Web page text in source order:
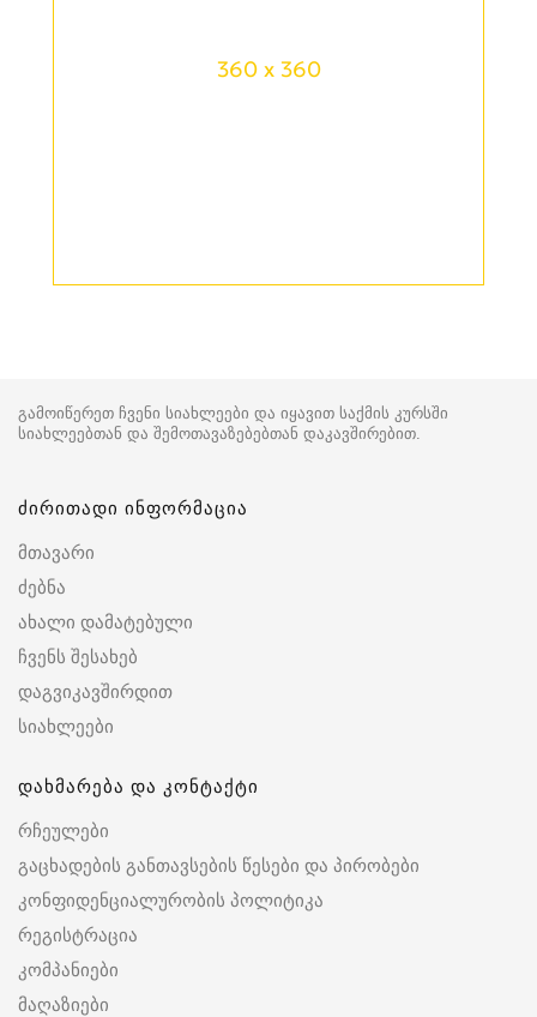
360 x 360
გამოიწერეთ ჩვენი სიახლეები და იყავით საქმის კურსში
სიახლეებთან და შემოთავაზებებთან დაკავშირებით.
ძირითადი ინფორმაცია
მთავარი
ძებნა
ახალი დამატებული
ჩვენს შესახებ
დაგვიკავშირდით
სიახლეები
დახმარება და კონტაქტი
რჩეულები
გაცხადების განთავსების წესები და პირობები
კონფიდენციალურობის პოლიტიკა
რეგისტრაცია
კომპანიები
მაღაზიები